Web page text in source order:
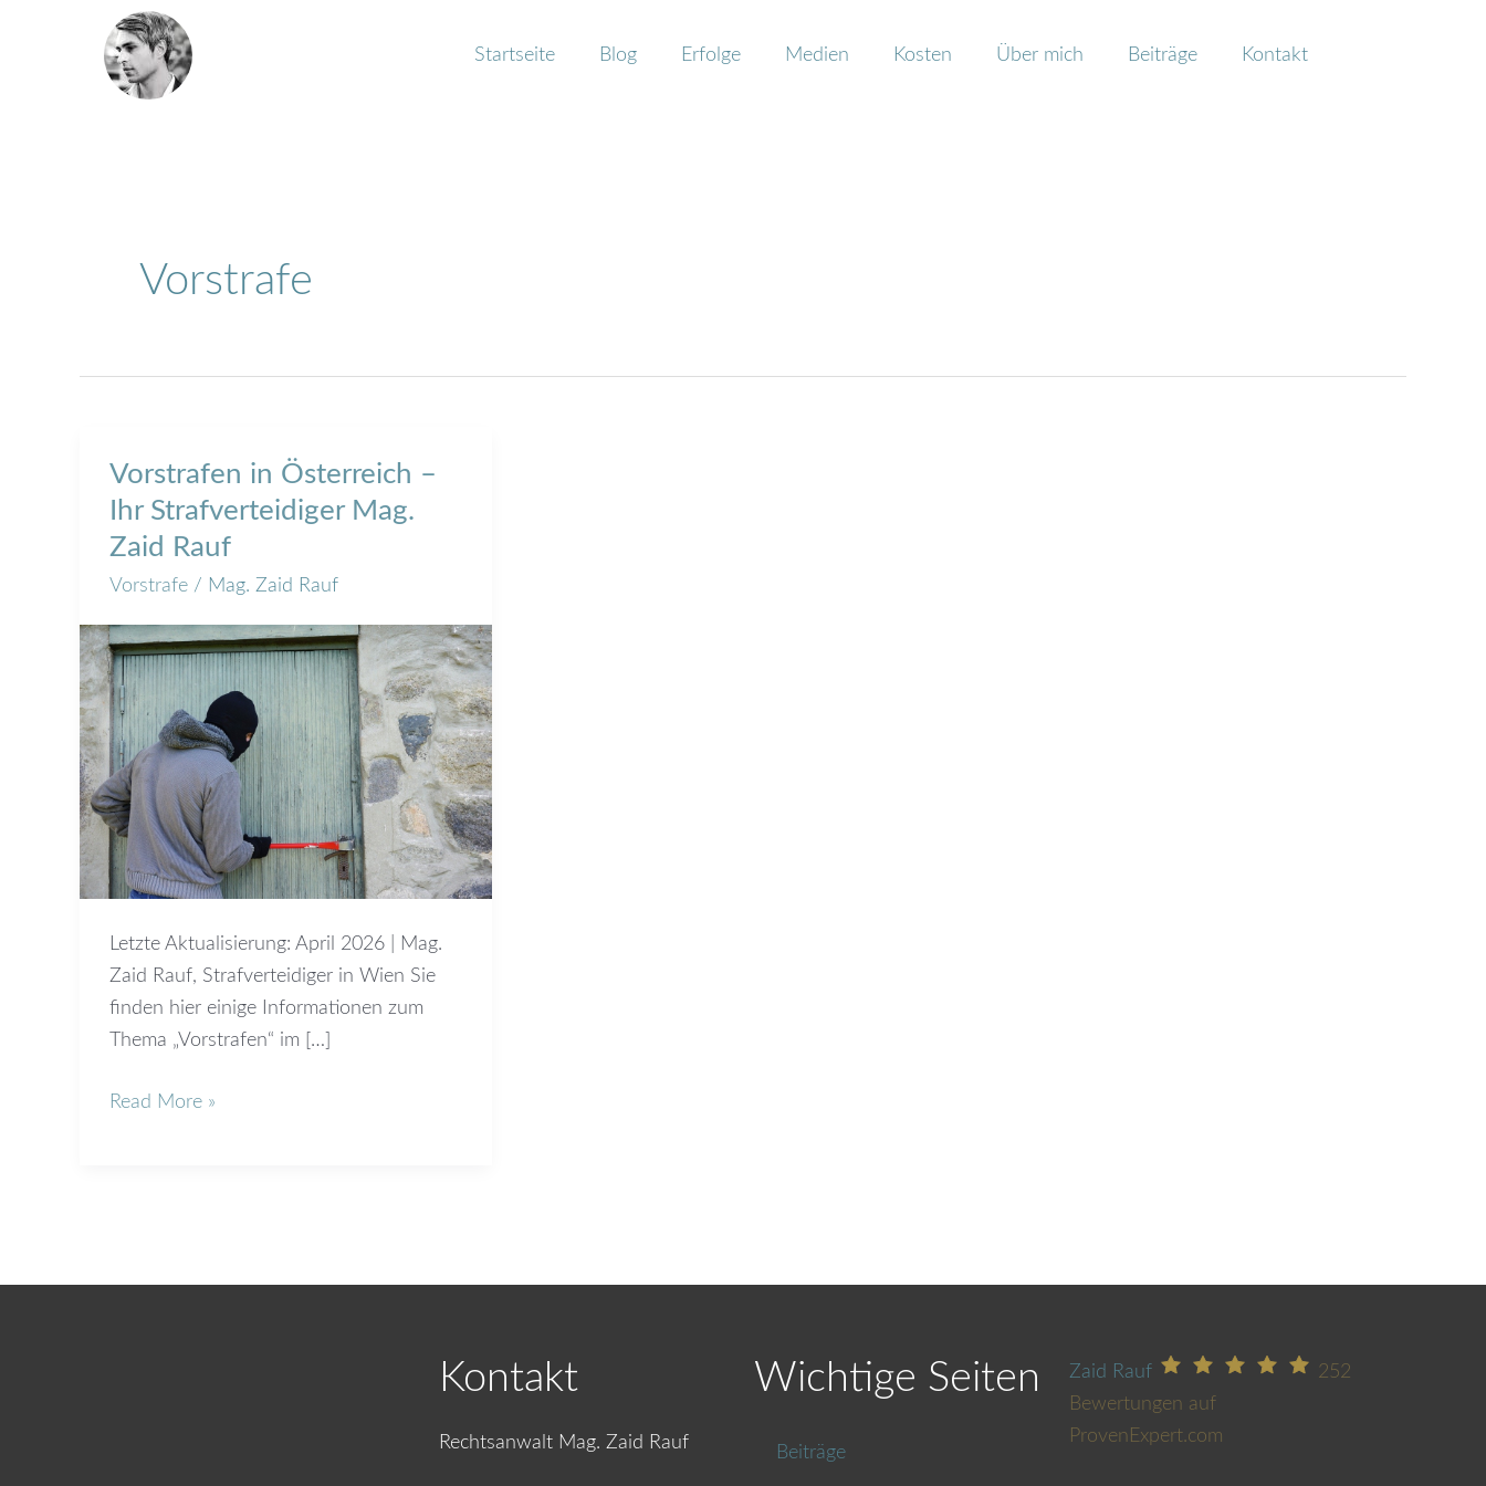
Startseite Blog Erfolge Medien Kosten Über mich Beiträge Kontakt
Vorstrafe
Vorstrafen in Österreich –
Ihr Strafverteidiger Mag.
Zaid Rauf
Vorstrafe / Mag. Zaid Rauf
Letzte Aktualisierung: April 2026 | Mag.
Zaid Rauf, Strafverteidiger in Wien Sie
finden hier einige Informationen zum
Thema „Vorstrafen“ im […]
Vorstrafen
in
Österreich
Strafverteidiger
Mag.
Zaid
Rauf
Read More »
Kontakt
Rechtsanwalt Mag. Zaid Rauf
Wichtige Seiten
Beiträge
Zaid Rauf
252
Bewertungen auf
ProvenExpert.com